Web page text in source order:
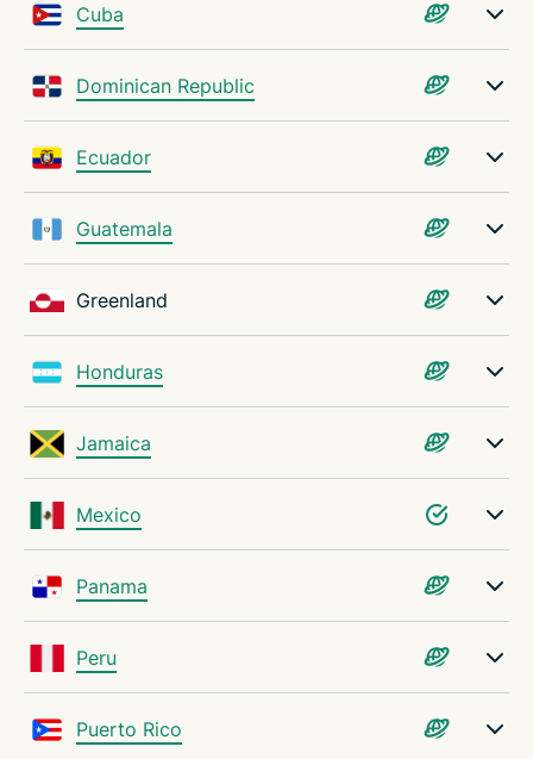
Cuba
Dominican Republic
Ecuador
Guatemala
Greenland
Honduras
Jamaica
Mexico
Panama
Peru
Puerto Rico